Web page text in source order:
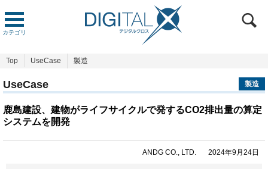
カテゴリ
Top UseCase 製造
UseCase 製造
鹿島建設、建物がライフサイクルで発するCO2排出量の算定
システムを開発
ANDG CO., LTD. 2024年9月24日